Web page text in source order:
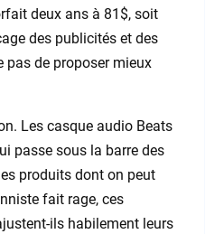
deux ans à 81$, soit
des publicités et des
pas de proposer mieux
Les casque audio Beats
passe sous la barre des
produits dont on peut
fait rage, ces
ils habilement leurs